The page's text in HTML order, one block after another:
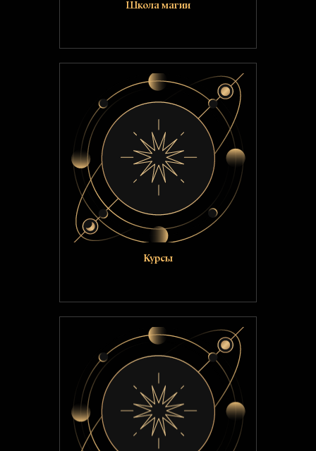
Школа магии
Курсы